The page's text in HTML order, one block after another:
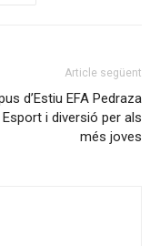
Article següent
d’Estiu EFA Pedraza
Esport i diversió per als
més joves